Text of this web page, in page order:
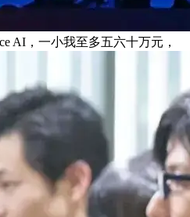
AI，一小我至多五六十万元，